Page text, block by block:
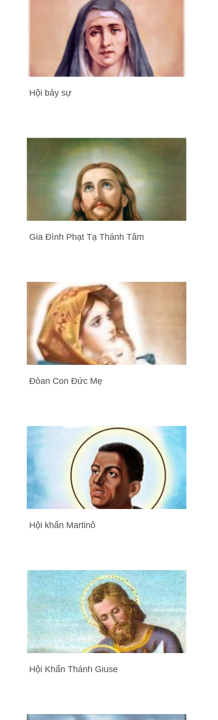
Hội bảy sự
Gia Đình Phạt Tạ Thánh Tâm
Đòan Con Đức Mẹ
Hội khấn Martinô
Hội Khấn Thánh Giuse